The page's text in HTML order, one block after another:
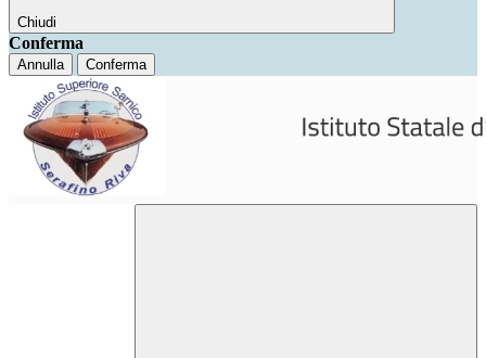
Chiudi
Conferma
Annulla Conferma